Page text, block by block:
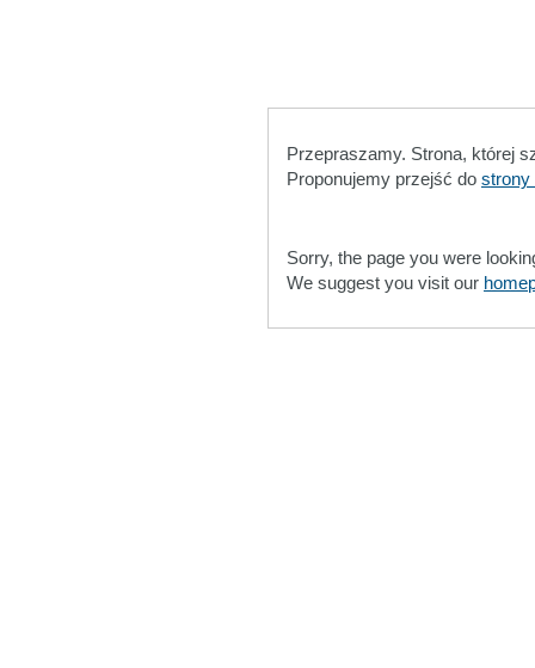
Przepraszamy. Strona, której
Proponujemy przejść do strony
Sorry, the page you were
We suggest you visit our